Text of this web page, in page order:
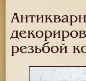
резьбой